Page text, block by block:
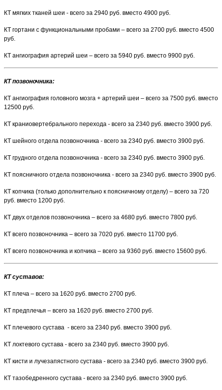
КТ мягких тканей шеи - всего за 2940 руб. вместо 4900 руб.
КТ гортани с функциональными пробами – всего за 2700 руб. вместо 4500
руб.
КТ ангиография артерий шеи – всего за 5940 руб. вместо 9900 руб.
КТ позвоночника:
КТ ангиография головного мозга + артерий шеи – всего за 7500 руб. вместо
12500 руб.
КТ краниовертебрального перехода - всего за 2340 руб. вместо 3900 руб.
КТ шейного отдела позвоночника - всего за 2340 руб. вместо 3900 руб.
КТ грудного отдела позвоночника - всего за 2340 руб. вместо 3900 руб.
КТ поясничного отдела позвоночника - всего за 2340 руб. вместо 3900 руб.
КТ копчика (только дополнительно к поясничному отделу) – всего за 720
руб. вместо 1200 руб.
КТ двух отделов позвоночника – всего за 4680 руб. вместо 7800 руб.
КТ всего позвоночника – всего за 7020 руб. вместо 11700 руб.
КТ всего позвоночника и копчика – всего за 9360 руб. вместо 15600 руб.
КТ суставов:
КТ плеча – всего за 1620 руб. вместо 2700 руб.
КТ предплечья – всего за 1620 руб. вместо 2700 руб.
КТ плечевого сустава - всего за 2340 руб. вместо 3900 руб.
КТ локтевого сустава - всего за 2340 руб. вместо 3900 руб.
КТ кисти и лучезапястного сустава - всего за 2340 руб. вместо 3900 руб.
КТ тазобедренного сустава - всего за 2340 руб. вместо 3900 руб.